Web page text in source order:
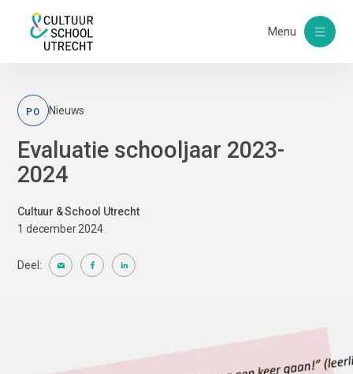
Menu
PO Nieuws
Evaluatie schooljaar 2023-
2024
Cultuur & School Utrecht
1 december 2024
Deel: